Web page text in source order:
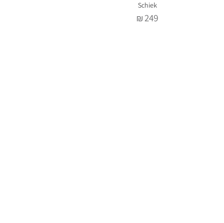
Schiek
₪249